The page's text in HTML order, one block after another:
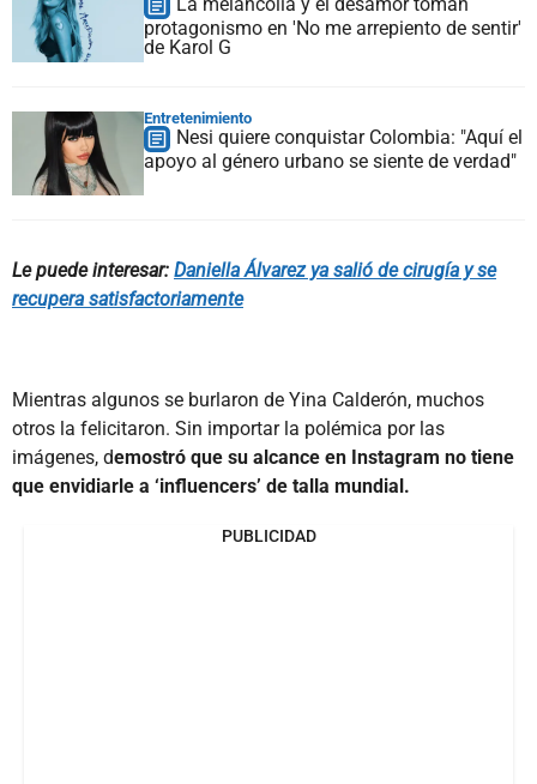
protagonismo en 'No me arrepiento de sentir'
de Karol G
Entretenimiento
Nesi quiere conquistar Colombia: "Aquí el
apoyo al género urbano se siente de verdad"
Le puede interesar: Daniella Álvarez ya salió de cirugía y se
recupera satisfactoriamente
Mientras algunos se burlaron de Yina Calderón, muchos
otros la felicitaron. Sin importar la polémica por las
imágenes, demostró que su alcance en Instagram no tiene
que envidiarle a ‘influencers’ de talla mundial.
PUBLICIDAD